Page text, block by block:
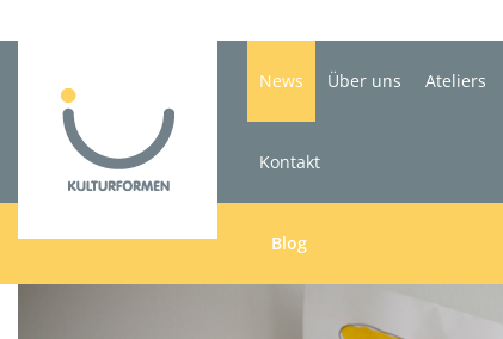
News
Blog
Über uns Ateliers
Kontakt